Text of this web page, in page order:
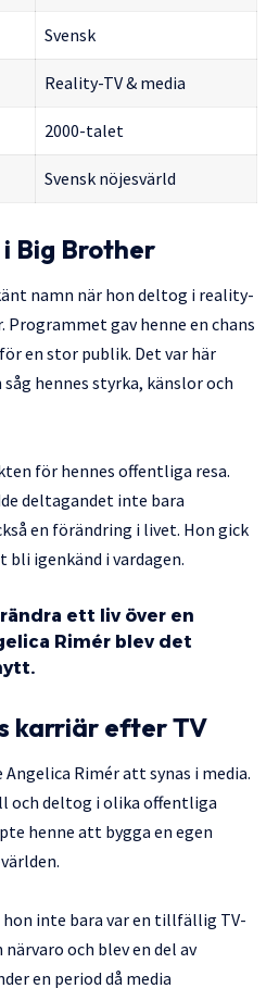
Svensk
Reality-TV & media
2000-talet
Svensk nöjesvärld
Big Brother
namn när hon deltog i reality-
gav henne en chans
en stor publik. Det var här
hennes styrka, känslor och
för hennes offentliga resa.
deltagandet inte bara
en förändring i livet. Hon gick
igenkänd i vardagen.
ett liv över en
Rimér blev det
karriär efter TV
Rimér att synas i media.
och deltog i olika offentliga
henne att bygga en egen
inte bara var en tillfällig TV-
och blev en del av
en period då media